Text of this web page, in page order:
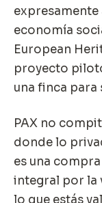
economía
European
proyecto
una finca
PAX no
donde lo
es una
integral por la
lo que estás